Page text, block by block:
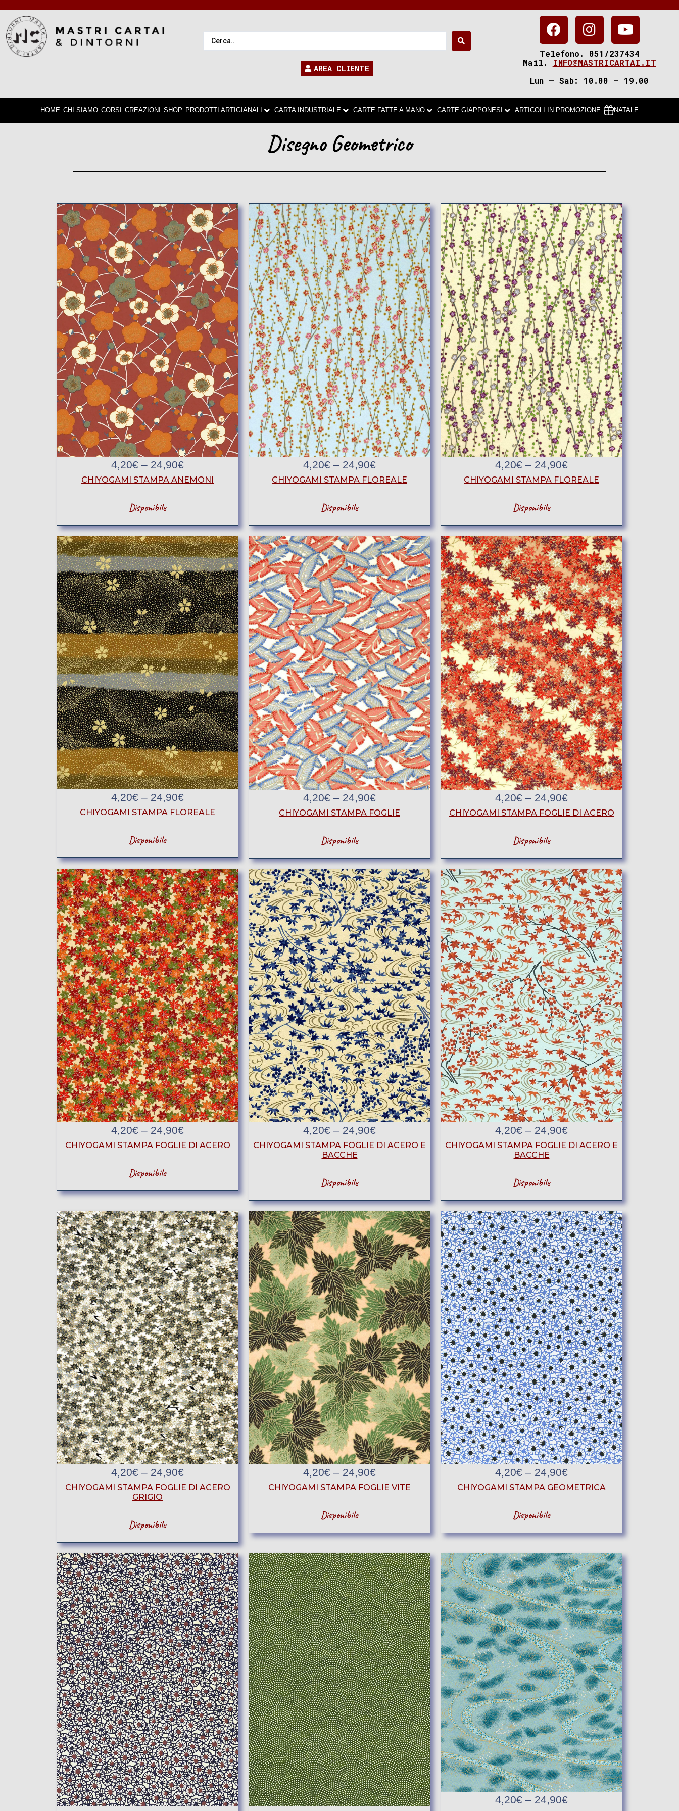
AREA CLIENTE
Telefono. 051/237434
Mail.
INFO@MASTRICARTAI.IT
Lun – Sab: 10.00 – 19.00
HOME CHI SIAMO CORSI CREAZIONI SHOP PRODOTTI ARTIGIANALI CARTA INDUSTRIALE CARTE FATTE A MANO CARTE GIAPPONESI ARTICOLI IN PROMOZIONE NATALE
Disegno Geometrico
4,20€ – 24,90€
CHIYOGAMI STAMPA ANEMONI
Disponibile
4,20€ – 24,90€
CHIYOGAMI STAMPA FLOREALE
Disponibile
4,20€ – 24,90€
CHIYOGAMI STAMPA FLOREALE
Disponibile
4,20€ – 24,90€
CHIYOGAMI STAMPA FLOREALE
Disponibile
4,20€ – 24,90€
CHIYOGAMI STAMPA FOGLIE
Disponibile
4,20€ – 24,90€
CHIYOGAMI STAMPA FOGLIE DI ACERO
Disponibile
4,20€ – 24,90€
CHIYOGAMI STAMPA FOGLIE DI ACERO
Disponibile
4,20€ – 24,90€
CHIYOGAMI STAMPA FOGLIE DI ACERO E
BACCHE
Disponibile
4,20€ – 24,90€
CHIYOGAMI STAMPA FOGLIE DI ACERO E
BACCHE
Disponibile
4,20€ – 24,90€
CHIYOGAMI STAMPA FOGLIE DI ACERO
GRIGIO
Disponibile
4,20€ – 24,90€
CHIYOGAMI STAMPA FOGLIE VITE
Disponibile
4,20€ – 24,90€
CHIYOGAMI STAMPA GEOMETRICA
Disponibile
4,20€ – 24,90€